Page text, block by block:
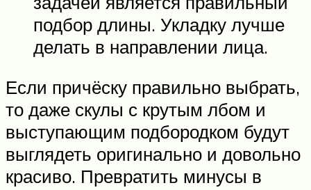
подбор длины. Укладку лучше
делать в направлении лица.
Если причёску правильно выбрать,
то даже скулы с крутым лбом и
выступающим подбородком будут
выглядеть оригинально и довольно
красиво. Превратить минусы в